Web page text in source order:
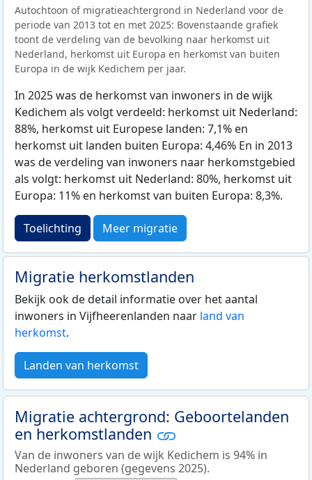
Autochtoon of migratieachtergrond in Nederland voor de
periode van 2013 tot en met 2025: Bovenstaande grafiek
toont de verdeling van de bevolking naar herkomst uit
Nederland, herkomst uit Europa en herkomst van buiten
Europa in de wijk Kedichem per jaar.
In 2025 was de herkomst van inwoners in de wijk
Kedichem als volgt verdeeld: herkomst uit Nederland:
88%, herkomst uit Europese landen: 7,1% en
herkomst uit landen buiten Europa: 4,46% En in 2013
was de verdeling van inwoners naar herkomstgebied
als volgt: herkomst uit Nederland: 80%, herkomst uit
Europa: 11% en herkomst van buiten Europa: 8,3%.
Toelichting Meer migratie
Migratie herkomstlanden
Bekijk ook de detail informatie over het aantal
inwoners in Vijfheerenlanden naar land van
herkomst.
Landen van herkomst
Migratie achtergrond: Geboortelanden
en herkomstlanden
Van de inwoners van de wijk Kedichem is 94% in
Nederland geboren (gegevens 2025).